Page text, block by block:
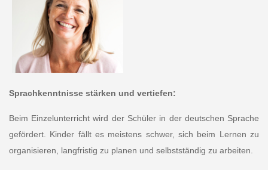
Sprachkenntnisse stärken und vertiefen:
Beim Einzelunterricht wird der Schüler in der deutschen Sprache
gefördert. Kinder fällt es meistens schwer, sich beim Lernen zu
organisieren, langfristig zu planen und selbstständig zu arbeiten.